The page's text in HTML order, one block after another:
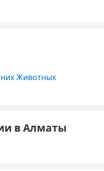
Животных
в Алматы